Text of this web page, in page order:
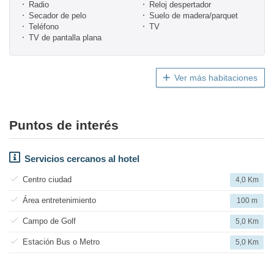
Radio
Reloj despertador
Secador de pelo
Suelo de madera/parquet
Teléfono
TV
TV de pantalla plana
Ver más habitaciones
Puntos de interés
Servicios cercanos al hotel
Centro ciudad 4,0 Km
Área entretenimiento 100 m
Campo de Golf 5,0 Km
Estación Bus o Metro 5,0 Km